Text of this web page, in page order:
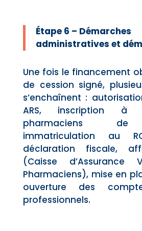
Étape 6 – Démarches
administratives et
Une fois le financement
de cession signé,
s’enchaînent :
ARS, inscription à
pharmaciens de
immatriculation au
déclaration fiscale,
(Caisse d’Assurance
Pharmaciens), mise en
ouverture des
professionnels.